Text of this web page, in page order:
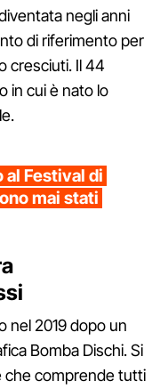
negli anni
di riferimento per
cresciuti. Il 44
in cui è nato lo
Festival di
mai stati
nel 2019 dopo un
Bomba Dischi. Si
che comprende tutti